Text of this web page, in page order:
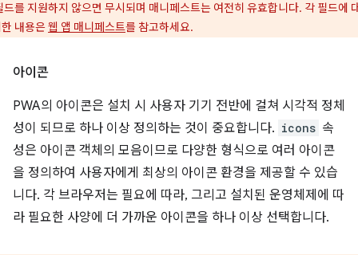
드를 지원하지 않으면 무시되며 매니페스트는 여전히 유효합니다. 각 필드에
내용은웹 앱 매니페스트를 참고하세요.
아이콘
PWA의 아이콘은 설치 시 사용자 기기 전반에 걸쳐 시각적 정체
성이 되므로 하나 이상 정의하는 것이 중요합니다. icons 속
성은 아이콘 객체의 모음이므로 다양한 형식으로 여러 아이콘
을 정의하여 사용자에게 최상의 아이콘 환경을 제공할 수 있습
니다. 각 브라우저는 필요에 따라, 그리고 설치된 운영체제에 따
라 필요한 사양에 더 가까운 아이콘을 하나 이상 선택합니다.